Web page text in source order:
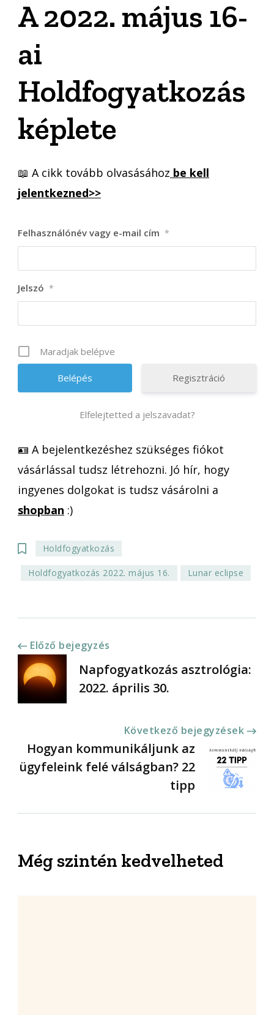
A 2022. május 16-
ai
Holdfogyatkozás
képlete
📖 A cikk tovább olvasásához be kell
jelentkezned>>
Felhasználónév vagy e-mail cím *
Jelszó *
Maradjak belépve
Regisztráció
Elfelejtetted a jelszavadat?
🪪 A bejelentkezéshez szükséges fiókot
vásárlással tudsz létrehozni. Jó hír, hogy
ingyenes dolgokat is tudsz vásárolni a
shopban :)
Holdfogyatkozás
Holdfogyatkozás 2022. május 16. Lunar eclipse
Bejegyzések
navigációja
Előző bejegyzés
Napfogyatkozás asztrológia:
2022. április 30.
Következő bejegyzések
Hogyan kommunikáljunk az
ügyfeleink felé válságban? 22
tipp
Még szintén kedvelheted